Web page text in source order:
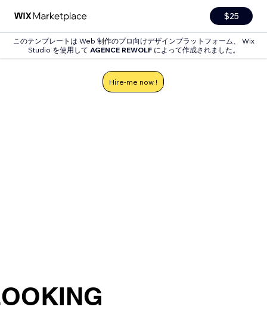
$25
このテンプレートは Web 制作のプロ向けデザインプラットフォーム、 Wix
Studio を使用して AGENCE REWOLFによって作成されました。